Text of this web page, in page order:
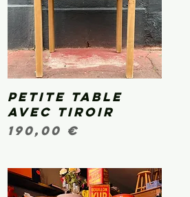
Aperçu rapide
Petite table
avec tiroir
Prix
190,00 €